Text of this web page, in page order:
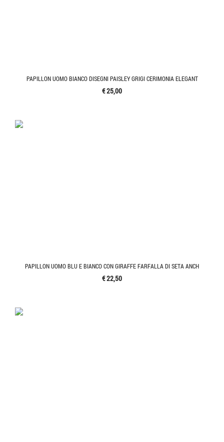
PAPILLON UOMO BIANCO DISEGNI PAISLEY GRIGI CERIMONIA ELEGANT
€ 25,00
PAPILLON UOMO BLU E BIANCO CON GIRAFFE FARFALLA DI SETA ANCH
€ 22,50